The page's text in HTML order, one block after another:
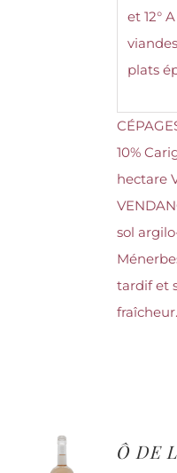
et 12°
plats
10%
hectare
sol
tardif et
CHOIX
Ô DE